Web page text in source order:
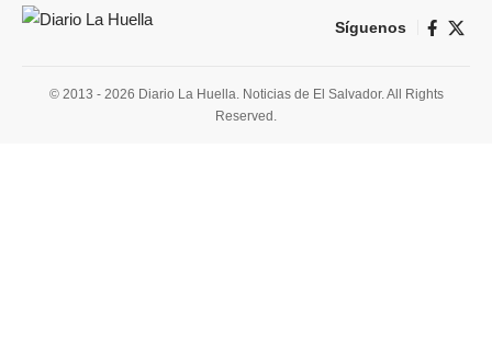
Síguenos
© 2013 - 2026 Diario La Huella. Noticias de El Salvador. All Rights
Reserved.